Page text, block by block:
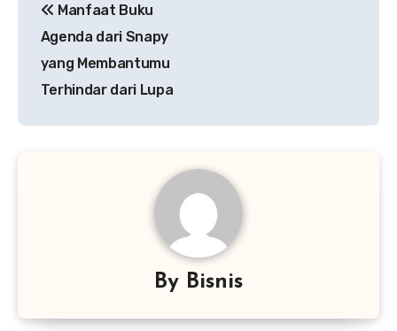
pos
Manfaat Buku
Agenda dari Snapy
yang Membantumu
Terhindar dari Lupa
By Bisnis